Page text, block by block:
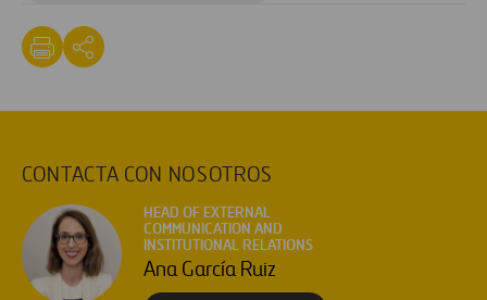
CONTACTA CON NOSOTROS
HEAD OF EXTERNAL
COMMUNICATION AND
INSTITUTIONAL RELATIONS
Ana García Ruiz